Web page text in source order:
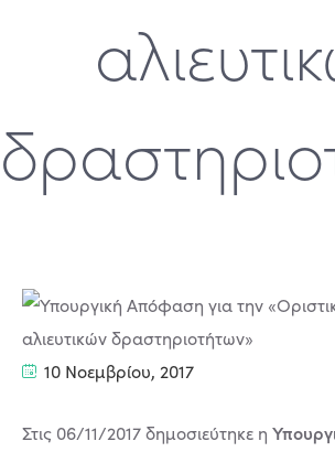
10 Νοεμβρίου, 2017
Στις 06/11/2017 δημοσιεύτηκε η